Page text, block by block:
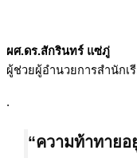
ผศ.ดร.สักรินทร์ แซ่ภู่
ผู้ช่วยผู้อำนวยการสำนักเ
.
“ความท้าทายอ